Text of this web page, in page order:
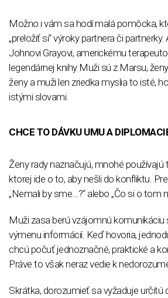
Možno i vám sa hodí malá pomôcka,
„preložiť si“ výroky partnera či
Johnovi Grayovi, americkému
legendárnej knihy Muži sú z Marsu,
ženy a muži len zriedka myslia to isté,
istými slovami.
CHCE TO DÁVKU UMU A
Ženy rady naznačujú, mnohé používajú
ktorej ide o to, aby nešli do konfliktu.
„Nemali by sme...?“ alebo „Čo si o tom
Muži zasa berú vzájomnú
výmenu informácií. Keď hovoria,
chcú počuť jednoznačné, praktické a
Práve to však neraz vedie k
Skrátka, dorozumieť sa vyžaduje určitú